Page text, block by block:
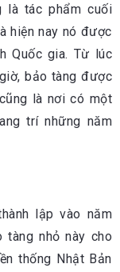
là tác phẩm cuối
hiện nay nó được
Quốc gia. Từ lúc
bảo tàng được
là nơi có một
trí những năm
lập vào năm
tàng nhỏ này cho
thống Nhật Bản